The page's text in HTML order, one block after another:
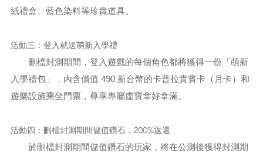
紙禮盒、藍色染料等珍貴道具。
活動三：登入就送萌新入學禮
刪檔封測期間，登入遊戲的每個角色都將獲得一份「萌新
入學禮包」，內含價值 490 新台幣的卡普拉貴賓卡（月卡）和
遊樂設施乘坐門票，尊享專屬虛寶拿好拿滿。
活動四：刪檔封測期間儲值鑽石，200%返還
於刪檔封測期間儲值鑽石的玩家，將在公測後獲得封測期